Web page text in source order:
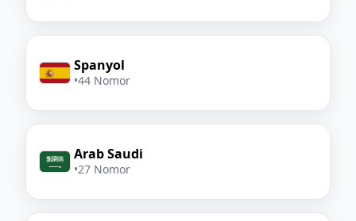
Spanyol
•44 Nomor
Arab Saudi
•27 Nomor